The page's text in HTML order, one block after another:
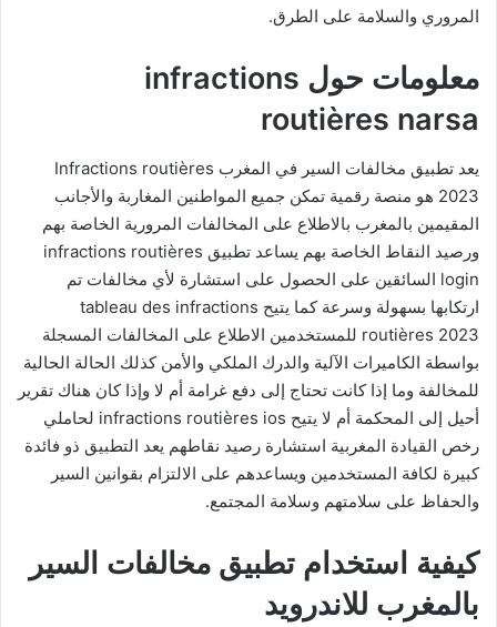
المروري والسلامة على الطرق.
معلومات حول infractions
routières narsa
يعد تطبيق مخالفات السير في المغرب Infractions routières
2023 هو منصة رقمية تمكن جميع المواطنين المغاربة والأجانب
المقيمين بالمغرب بالاطلاع على المخالفات المرورية الخاصة بهم
ورصيد النقاط الخاصة بهم يساعد تطبيق infractions routières
login السائقين على الحصول على استشارة لأي مخالفات تم
ارتكابها بسهولة وسرعة كما يتيح tableau des infractions
routières 2023 للمستخدمين الاطلاع على المخالفات المسجلة
بواسطة الكاميرات الآلية والدرك الملكي والأمن كذلك الحالة الحالية
للمخالفة وما إذا كانت تحتاج إلى دفع غرامة أم لا وإذا كان هناك تقرير
أحيل إلى المحكمة أم لا يتيح
infractions routières ios لحاملي
رخص القيادة المغربية استشارة رصيد نقاطهم يعد التطبيق ذو فائدة
كبيرة لكافة المستخدمين ويساعدهم على الالتزام بقوانين السير
والحفاظ على سلامتهم وسلامة المجتمع.
كيفية استخدام تطبيق مخالفات السير
بالمغرب للاندرويد